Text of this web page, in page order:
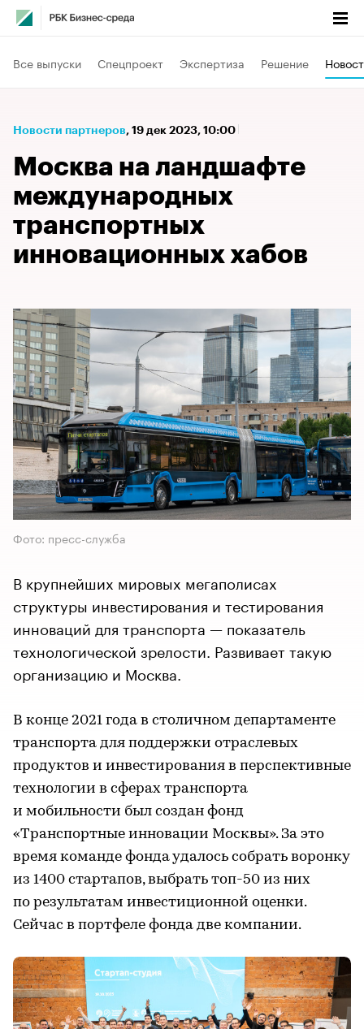
Все выпуски Спецпроект Экспертиза Решение
Новости партнеров⁠, 19 дек 2023, 10:00
Москва на ландшафте
международных
транспортных
инновационных хабов
Фото: пресс-служба
В крупнейших мировых мегаполисах
структуры инвестирования и тестирования
инноваций для транспорта — показатель
технологической зрелости. Развивает такую
организацию и Москва.
В конце 2021 года в столичном департаменте
транспорта для поддержки отраслевых
продуктов и инвестирования в перспективные
технологии в сферах транспорта
и мобильности был создан фонд
«Транспортные инновации Москвы». За это
время команде фонда удалось собрать воронку
из 1400 стартапов, выбрать топ-50 из них
по результатам инвестиционной оценки.
Сейчас в портфеле фонда две компании.